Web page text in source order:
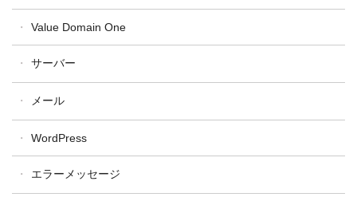
ドメイン更新
WHOIS
Value Domain One
サーバー
バリューサーバー
メール
WordPress
エラーメッセージ